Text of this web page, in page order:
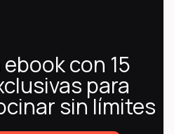
con 15
para
sin límites